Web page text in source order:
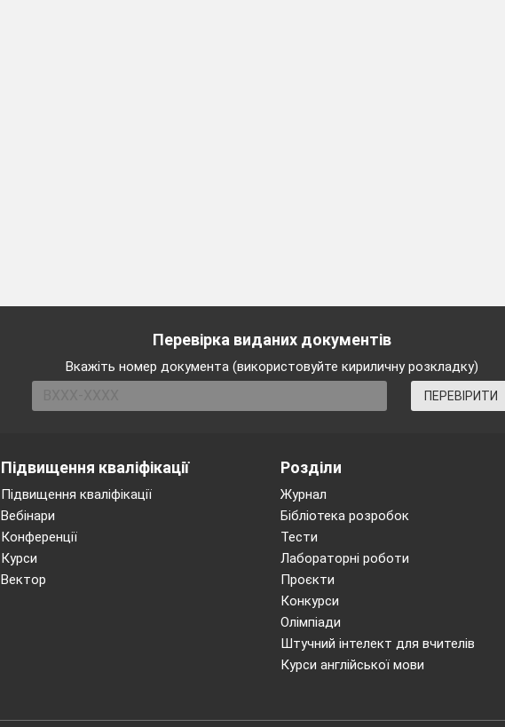
Перевірка виданих документів
Вкажіть номер документа (використовуйте кириличну розкладку)
ПЕРЕВІРИТИ
Підвищення кваліфікації
Підвищення кваліфікації
Вебінари
Конференції
Курси
Вектор
Розділи
Журнал
Бібліотека розробок
Тести
Лабораторні роботи
Проєкти
Конкурси
Олімпіади
Штучний інтелект для вчителів
Курси англійської мови